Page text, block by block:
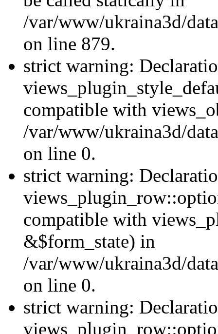
/var/www/ukraina3d/
on line 879.
strict warning:
compatible with
/var/www/ukraina3d/
on line 0.
strict warning:
compatible with
&$form_state) in
/var/www/ukraina3d/
on line 0.
strict warning: